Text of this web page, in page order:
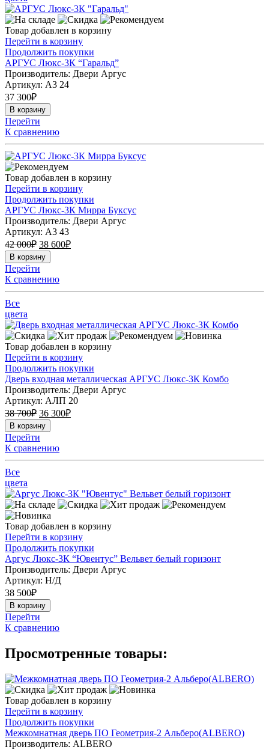
Товар добавлен в корзину
Перейти в корзину
Продолжить покупки
АРГУС Люкс-3К “Гаральд”
Производитель: Двери Аргус
Артикул: А3 24
37 300₽
В корзину
Перейти
К сравнению
Товар добавлен в корзину
Перейти в корзину
Продолжить покупки
АРГУС Люкс-3К Мирра Буксус
Производитель: Двери Аргус
Артикул: А3 43
42 000₽ 38 600₽
В корзину
Перейти
К сравнению
Все
цвета
Товар добавлен в корзину
Перейти в корзину
Продолжить покупки
Дверь входная металлическая АРГУС Люкс-3К Комбо
Производитель: Двери Аргус
Артикул: АЛП 20
38 700₽ 36 300₽
В корзину
Перейти
К сравнению
Все
цвета
Товар добавлен в корзину
Перейти в корзину
Продолжить покупки
Аргус Люкс-3К “Ювентус” Вельвет белый горизонт
Производитель: Двери Аргус
Артикул: Н/Д
38 500₽
В корзину
Перейти
К сравнению
Просмотренные товары:
Товар добавлен в корзину
Перейти в корзину
Продолжить покупки
Межкомнатная дверь ПО Геометрия-2 Альберо(ALBERO)
Производитель: ALBERO